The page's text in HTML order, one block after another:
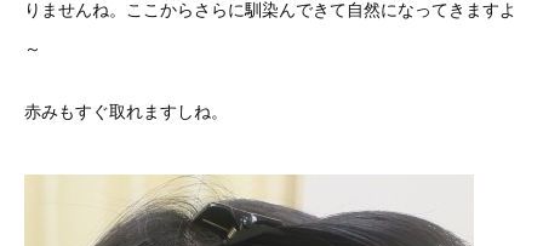
りませんね。ここからさらに馴染んできて自然になってきますよ
～
赤みもすぐ取れますしね。